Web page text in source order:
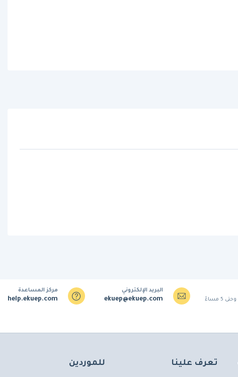
البريد الإلكتروني
ekuep@ekuep.com
مركز المساعدة
help.ekuep.com
تعرف علينا للموردين